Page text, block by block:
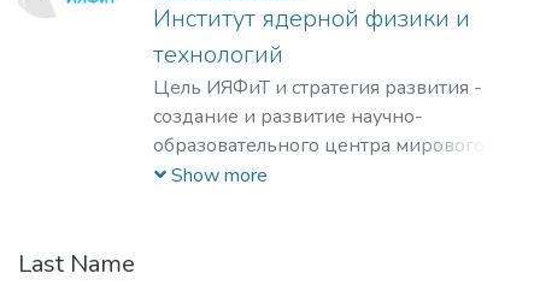
Институт ядерной физики и
технологий
Цель ИЯФиТ и стратегия развития -
создание и развитие научно-
образовательного центра мирового
уровня в области ядерной физики и
Show more
Last Name